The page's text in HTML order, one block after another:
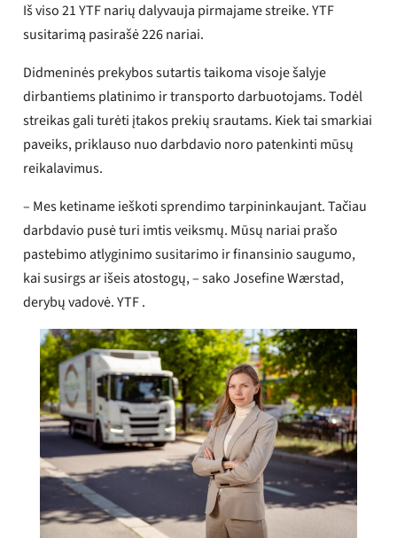
Iš viso 21 YTF narių dalyvauja pirmajame streike. YTF
susitarimą pasirašė 226 nariai.
Didmeninės prekybos sutartis taikoma visoje šalyje
dirbantiems platinimo ir transporto darbuotojams. Todėl
streikas gali turėti įtakos prekių srautams. Kiek tai smarkiai
paveiks, priklauso nuo darbdavio noro patenkinti mūsų
reikalavimus.
– Mes ketiname ieškoti sprendimo tarpininkaujant. Tačiau
darbdavio pusė turi imtis veiksmų. Mūsų nariai prašo
pastebimo atlyginimo susitarimo ir finansinio saugumo,
kai susirgs ar išeis atostogų, – sako Josefine Wærstad,
derybų vadovė. YTF .